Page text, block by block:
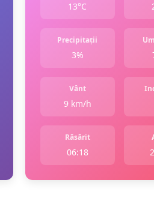
13°C
Precipitații
3%
Vânt
9 km/h
Răsărit
06:18